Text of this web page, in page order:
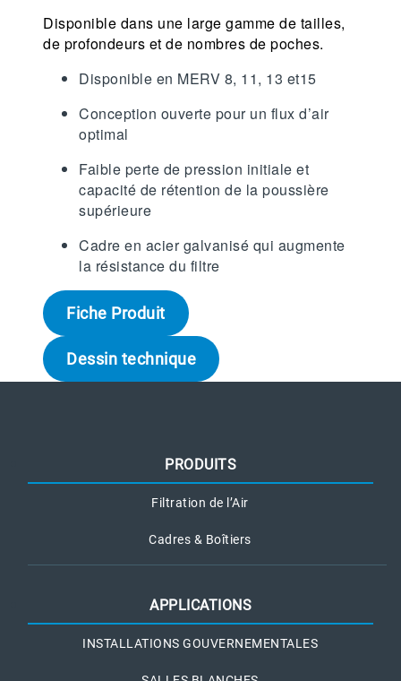
Disponible dans une large gamme de tailles,
de profondeurs et de nombres de poches.
Disponible en MERV 8, 11, 13 et15
Conception ouverte pour un flux d’air
optimal
Faible perte de pression initiale et
capacité de rétention de la poussière
supérieure
Cadre en acier galvanisé qui augmente
la résistance du filtre
Fiche Produit
Dessin technique
PRODUITS
Filtration de l’Air
Cadres & Boîtiers
APPLICATIONS
INSTALLATIONS GOUVERNEMENTALES